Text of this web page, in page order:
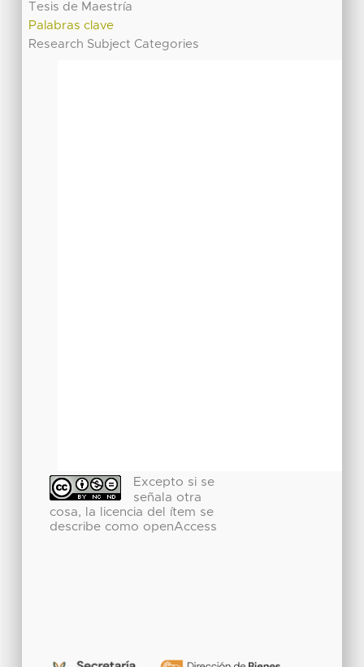
Tesis de Maestría
Palabras clave
Research Subject Categories
Excepto si se
señala otra
cosa, la licencia del ítem se
describe como openAccess